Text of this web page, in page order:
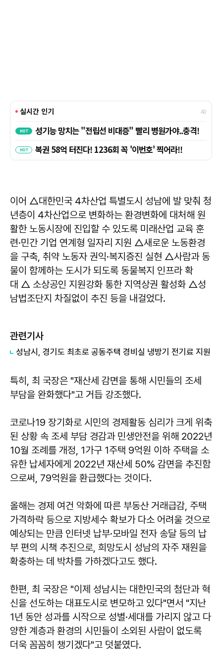
이어 △대한민국 4차산업 특별도시 성남에 발 맞춰 청
년층이 4차산업으로 변화하는 환경변화에 대처해 원
활한 노동시장에 진입할 수 있도록 미래산업 교육 훈
련·민간 기업 연계형 일자리 지원 △새로운 노동환경
을 구축, 취약 노동자 권익·복지증진 실현 △사람과 동
물이 함께하는 도시가 되도록 동물복지 인프라 확
대 △ 소상공인 지원강화 통한 지역상권 활성화 △성
남법조단지 차질없이 추진 등을 내걸었다.
관련기사
성남시, 경기도 최초로 공동주택 경비실 냉방기 전기료 지원
특히, 최 국장은 "재산세 감면을 통해 시민들의 조세
부담을 완화했다"고 거듭 강조했다.
코로나19 장기화로 시민의 경제활동 심리가 크게 위축
된 상황 속 조세 부담 경감과 민생안전을 위해 2022년
10월 조례를 개정, 1가구 1주택 9억원 이하 주택을 소
유한 납세자에게 2022년 재산세 50% 감면을 추진함
으로써, 79억원을 환급했다는 것이다.
올해는 경제 여건 악화에 따른 부동산 거래급감, 주택
가격하락 등으로 지방세수 확보가 다소 어려울 것으로
예상되는 만큼 인터넷 납부·모바일 전자 송달 등의 납
부 편의 시책 추진으로, 희망도시 성남의 자주 재원을
확충하는 데 박차를 가하겠다고도 했다.
한편, 최 국장은 "이제 성남시는 대한민국의 첨단과 혁
신을 선도하는 대표도시로 변모하고 있다"면서 "지난
1년 동안 성과를 시작으로 성별·세대를 가리지 않고 다
양한 계층과 환경의 시민들이 소외된 사람이 없도록
더욱 꼼꼼히 챙기겠다"고 덧붙였다.